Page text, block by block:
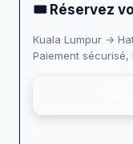
🎟 Réservez
Kuala Lumpur →
Paiement sécurisé,